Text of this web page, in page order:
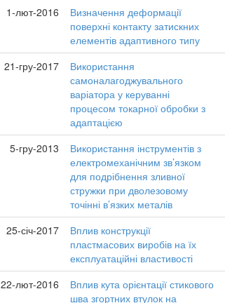
1-лют-2016
Визначення деформації
поверхні контакту затискних
елементів адаптивного типу
21-гру-2017
Використання
самоналагоджувального
варіатора у керуванні
процесом токарної обробки з
адаптацією
5-гру-2013
Використання інструментів з
електромеханічним зв’язком
для подрібнення зливної
стружки при дволезовому
точінні в’язких металів
25-січ-2017
Вплив конструкції
пластмасових виробів на їх
експлуатаційні властивості
22-лют-2016
Вплив кута орієнтації стикового
шва згортних втулок на